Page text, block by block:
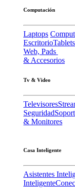
Computación
Laptops
EscritorioTablets
Web, Pads
& Accesorios
Tv & Video
Televisores
Seguridad
& Monitores
Casa Inteligente
Asistentes
Inteligente